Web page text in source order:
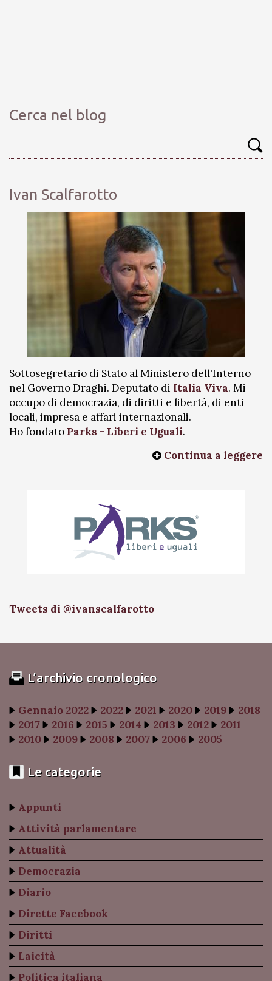
Cerca nel blog
Ivan Scalfarotto
Sottosegretario di Stato al Ministero dell'Interno
nel Governo Draghi. Deputato di Italia Viva. Mi
occupo di democrazia, di diritti e libertà, di enti
locali, impresa e affari internazionali.
Ho fondato Parks - Liberi e Uguali.
Continua a leggere
Tweets di @ivanscalfarotto
L’archivio cronologico
Gennaio 2022 2022 2021 2020 2019
2018
2017
2016 2015 2014 2013 2012
2011
2010
2009 2008 2007 2006 2005
Le categorie
Appunti
Attività parlamentare
Attualità
Democrazia
Diario
Dirette Facebook
Diritti
Laicità
Politica italiana